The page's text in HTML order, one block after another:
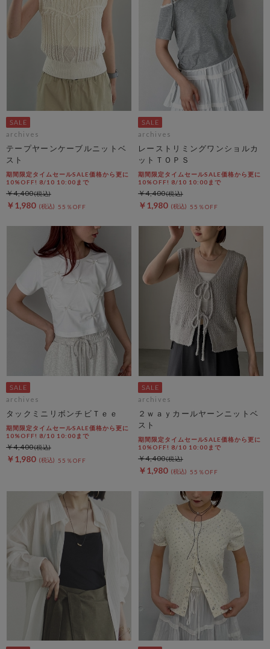
archives
テープヤーンケーブルニットベ
スト
期間限定タイムセールSALE価格から更に
10%OFF! 8/10 10:00まで
￥1,980 55％OFF
￥4,400
archives
レーストリミングワンショルカ
ットＴＯＰＳ
期間限定タイムセールSALE価格から更に
10%OFF! 8/10 10:00まで
￥1,980 55％OFF
￥4,400
archives
タックミニリボンチビＴｅｅ
期間限定タイムセールSALE価格から更に
10%OFF! 8/10 10:00まで
￥1,980 55％OFF
￥4,400
archives
２ｗａｙカールヤーンニットベ
スト
期間限定タイムセールSALE価格から更に
10%OFF! 8/10 10:00まで
￥1,980 55％OFF
￥4,400